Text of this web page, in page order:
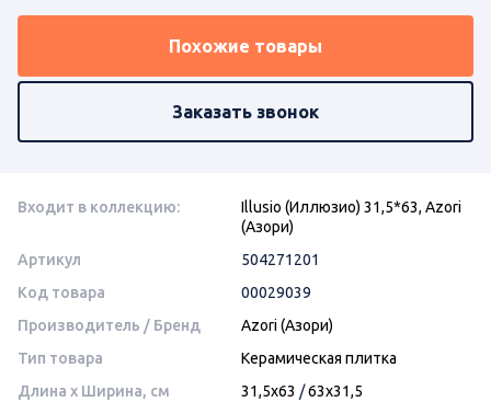
Похожие товары
Заказать звонок
Входит в коллекцию:
Illusio (Иллюзио) 31,5*63, Azori
(Азори)
Артикул
504271201
Код товара
00029039
Производитель / Бренд
Azori (Азори)
Тип товара
Керамическая плитка
Длина x Ширина, см
31,5x63 /63x31,5